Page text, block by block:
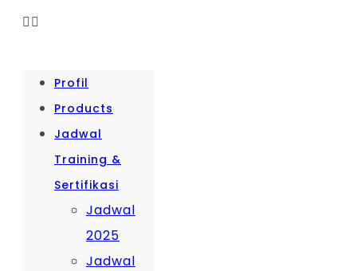
Profil
Products
Jadwal
Training &
Sertifikasi
Jadwal
2025
Jadwal